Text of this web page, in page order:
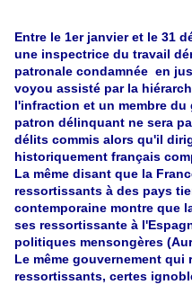
Entre le 1er janvier et le 31
une inspectrice du travail
patronale condamnée en
voyou assisté par la
l'infraction et un membre
patron délinquant ne sera
délits commis alors qu'il
historiquement français
La même disant que la
ressortissants à des pays
contemporaine montre que
ses ressortissante à
politiques mensongères
Le même gouvernement
ressortissants, certes